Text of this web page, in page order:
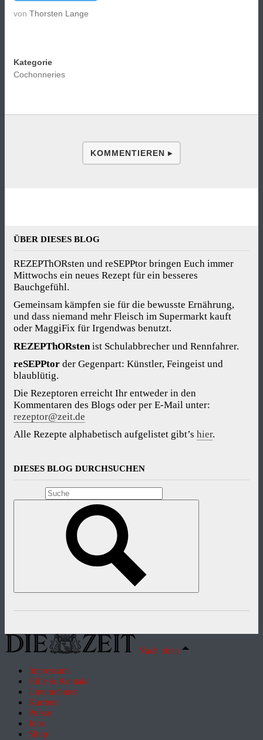
von Thorsten Lange
Kategorie
Cochonneries
KOMMENTIEREN ▸
ÜBER DIESES BLOG
REZEPThORsten und reSEPPtor bringen Euch immer
Mittwochs ein neues Rezept für ein besseres
Bauchgefühl.
Gemeinsam kämpfen sie für die bewusste Ernährung,
und dass niemand mehr Fleisch im Supermarkt kauft
oder MaggiFix für Irgendwas benutzt.
REZEPThORsten ist Schulabbrecher und Rennfahrer.
reSEPPtor der Gegenpart: Künstler, Feingeist und
blaublütig.
Die Rezeptoren erreicht Ihr entweder in den
Kommentaren des Blogs oder per E-Mail unter:
rezeptor@zeit.de
Alle Rezepte alphabetisch aufgelistet gibt’s hier.
DIESES BLOG DURCHSUCHEN
Nach oben
Impressum
Hilfe & Kontakt
Unternehmen
Karriere
Presse
Jobs
Shop